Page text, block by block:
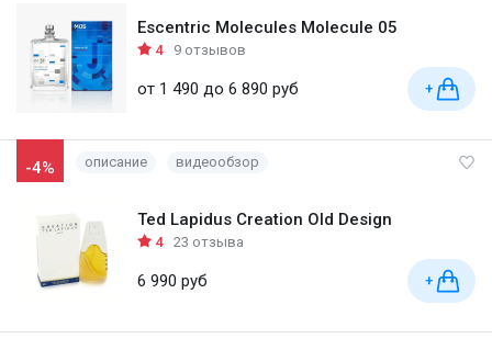
Escentric Molecules Molecule 05
4 9 отзывов
от 1 490 до 6 890 руб +
-4% описание видеообзор
Ted Lapidus Creation Old Design
4 23 отзыва
6 990 руб +